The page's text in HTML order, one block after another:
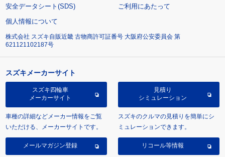
安全データシート(SDS)
ご利用にあたって
個人情報について
株式会社 スズキ自販近畿 古物商許可証番号 大阪府公安委員会 第
621121102187号
スズキメーカーサイト
スズキ四輪車
メーカーサイト
車種の詳細などメーカー情報をご覧
いただける、メーカーサイトです。
見積り
シミュレーション
スズキのクルマの見積りを簡単にシ
ミュレーションできます。
メールマガジン登録 リコール等情報